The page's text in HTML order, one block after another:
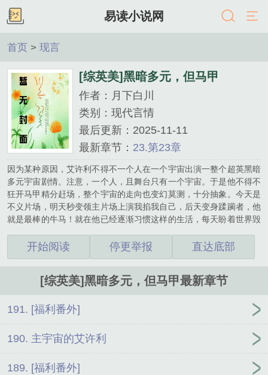
易读小说网
首页 > 现言
[综英美]黑暗多元，但马甲
作者：月下白川
类别：现代言情
最后更新：2025-11-11
最新章节： 23.第23章
因为某种原因，艾许利不得不一个人在一个宇宙出演一整个超英黑暗
多元宇宙剧情。注意，一个人，且舞台只有一个宇宙。于是他不得不
狂开马甲精分赶场，整个宇宙的走向也变幻莫测，十分抽象。今天是
不义片场，明天秒变领主片场上演我掐我自己，后天变身蹂躏者，他
就是最棒的牛马！就在他已经逐渐习惯这样的生活，每天盼着世界毁
的自己。哦豁，完蛋。“所以，我可能会成为独裁者、领主或者是高
功能反社会？”酥皮自闭了。“强烈抵制褪色版壳杏仁！酥皮我再也不
的蝙蝠，人已经走了一会儿了。超英是正义与善良的化身，他们拼尽
违的缥缈命运——那个扭曲的宇宙，已经经历了不止一次的毁灭，且
注定毁灭。“为什么要多管闲事呢？”疑似幕后黑手的青年隐藏在黑暗
中，似笑非笑地吐露出冷酷的话语。“不过是必然毁灭的替代品罢
了，你们无需放在心上。”#都说了不要再脑补自刀啦！#没有反派没
2、主角无CP，可能有微量超蝙
开始阅读 停更举报 直达底部
[综英美]黑暗多元，但马甲最新章节
191. [福利番外]
190. 主宇宙的艾许利
189. [福利番外]